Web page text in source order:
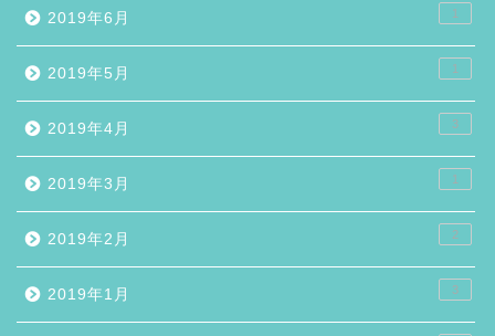
2019年6月 1
2019年5月 1
2019年4月 3
2019年3月 1
2019年2月 2
2019年1月 3